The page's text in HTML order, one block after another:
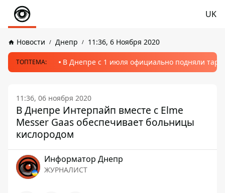
UK
Новости Днепр 11:36, 6 Ноября 2020
ТОПТЕМА: В Днепре с 1 июля официально подняли
11:36, 06 ноября 2020
В Днепре Интерпайп вместе с Elme
Messer Gaas обеспечивает больницы
кислородом
Информатор Днепр
ЖУРНАЛИСТ